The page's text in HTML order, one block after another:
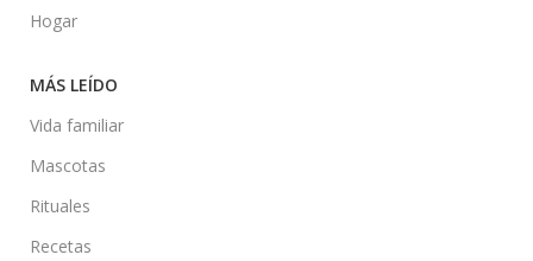
Hogar
MÁS LEÍDO
Vida familiar
Mascotas
Rituales
Recetas